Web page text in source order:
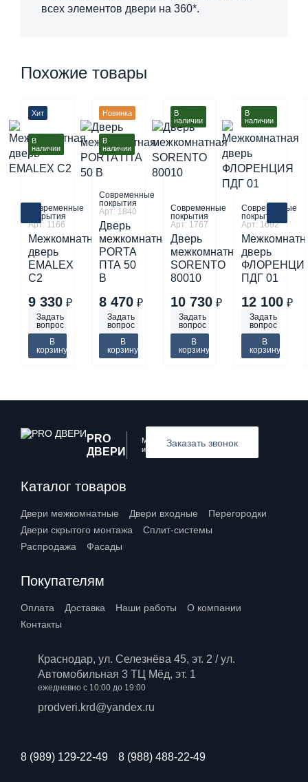
всех элементов двери на 360*.
Похожие товары
Хит
В
наличии
Современные
покрытия
Арт: 1166
Межкомнатная
дверь
EMALEX
C2
9 330 ₽
Задать
вопрос
В
корзину
Новинка
В
наличии
Современные
покрытия
Арт: 1840
Дверь
межкомнатная
PORTA
ПТА 50
B
8 470 ₽
Задать
вопрос
В
корзину
В
наличии
Современные
покрытия
Арт: 1767
Дверь
межкомнатная
SORENTO
80010
10 730 ₽
Задать
вопрос
В
корзину
В
наличии
Современные
покрытия
Арт: 1692
дверь
ПДГ 01
12 100 ₽
Задать
вопрос
В
корзину
PRO
ДВЕРИ
Межкомнатные
и входные двери
Каталог товаров
Двери межкомнатные Двери входные
Перегородки
Двери скрытого монтажа
Сплит-системы
Распродажа
Фасады
Покупателям
Оплата Доставка Наши работы
О компании
Контакты
Краснодар, ул. Селезнёва 45, эт. 2 / ул.
Автомобильная 3 ТЦ Мёд, эт. 1
ежедневно с 10:00 до 19:00
prodveri.krd@yandex.ru
8 (989) 129-22-49 8 (988) 488-22-49
Заказать звонок